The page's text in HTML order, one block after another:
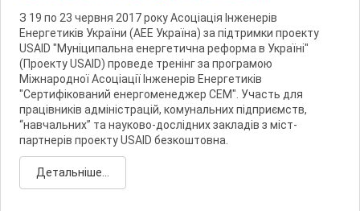
З 19 по 23 червня 2017 року Асоціація Інженерів
Енергетиків України (АЕЕ Україна) за підтримки проекту
USAID "Муніципальна енергетична реформа в Україні"
(Проекту USAID) проведе тренінг за програмою
Міжнародної Асоціації Інженерів Енергетиків
"Сертифікований енергоменеджер СЕМ". Участь для
працівників адміністрацій, комунальних підприємств,
“навчальних” та науково-дослідних закладів з міст-
партнерів проекту USAID безкоштовна.
Детальніше...